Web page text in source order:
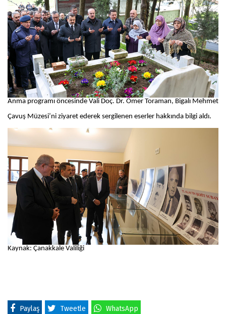
Anma programı öncesinde Vali Doç. Dr. Ömer Toraman, Bigalı Mehmet
Çavuş Müzesi’ni ziyaret ederek sergilenen eserler hakkında bilgi aldı.
Kaynak: Çanakkale Valiliği
Paylaş Tweetle WhatsApp